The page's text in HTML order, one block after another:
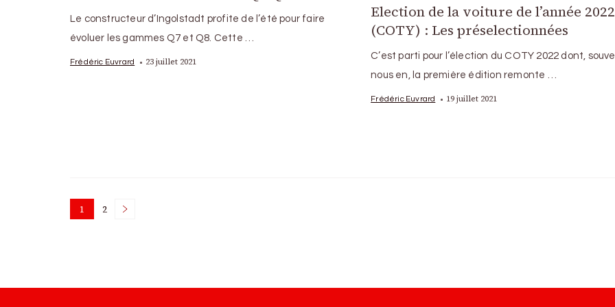
Le constructeur d’Ingolstadt profite de l’été pour faire
évoluer les gammes Q7 et Q8. Cette …
Frédéric Euvrard 23 juillet 2021
Election de la voiture de l’année 2022
(COTY) : Les préselectionnées
C’est parti pour l’élection du COTY 2022 dont,
nous en, la première édition remonte …
Frédéric Euvrard 19 juillet 2021
Posts
Page
1 Page
2